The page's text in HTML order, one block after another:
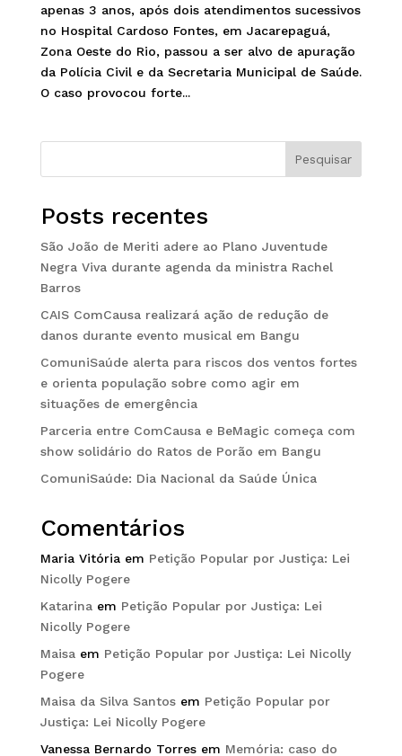
apenas 3 anos, após dois atendimentos sucessivos
no Hospital Cardoso Fontes, em Jacarepaguá,
Zona Oeste do Rio, passou a ser alvo de apuração
da Polícia Civil e da Secretaria Municipal de Saúde.
O caso provocou forte...
Pesquisar
Posts recentes
São João de Meriti adere ao Plano Juventude
Negra Viva durante agenda da ministra Rachel
Barros
CAIS ComCausa realizará ação de redução de
danos durante evento musical em Bangu
ComuniSaúde alerta para riscos dos ventos fortes
e orienta população sobre como agir em
situações de emergência
Parceria entre ComCausa e BeMagic começa com
show solidário do Ratos de Porão em Bangu
ComuniSaúde: Dia Nacional da Saúde Única
Comentários
Maria Vitóriaem Petição Popular por Justiça: Lei
Nicolly Pogere
Katarinaem Petição Popular por Justiça: Lei
Nicolly Pogere
Maisaem Petição Popular por Justiça: Lei Nicolly
Pogere
Maisa da Silva Santosem Petição Popular por
Justiça: Lei Nicolly Pogere
Vanessa Bernardo Torresem Memória: caso do